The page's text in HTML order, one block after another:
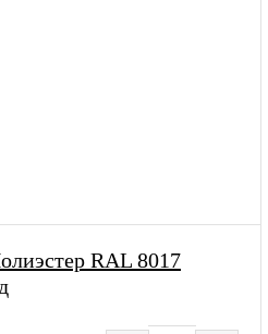
RAL 8017